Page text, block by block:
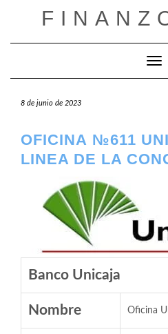
8 de junio de 2023
OFICINA №611
LINEA DE LA
Banco Unicaja
Nombre Oficina